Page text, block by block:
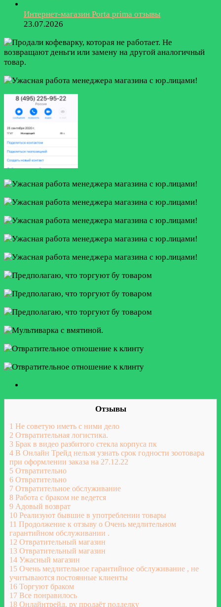
Интернет-магазин Porta prima отзывы
23.07.2026
Отзывы
1 Не советую иметь с ними дело
2 Отвратительная логистика.
3 Брак в видео разбитого стекла корпуса пк
4 В Онлайн Трейд нельзя узнать срок годности зоотовара
при оформлении заказа на 27.12.22
5 Отвратительно
6 Отвратительно
7 Отвратительное обслуживание
8 Работа с браком не ведется
9 Адовый возврат
10 Реализуют бывшие в употреблении товары
11 Продолжение к отзыву о Очень медлительном
гарантийном обслуживании .
12 Отвратительный магазин
13 Отвратительный магазин
14 Ужасный магазин
15 Очень медлительное гарантийное обслуживание , не
учитываются постоянные клиенты
16 Торгуют браком
17 Все понравилось
18 Онлайнтрейд. ру продаёт подделку